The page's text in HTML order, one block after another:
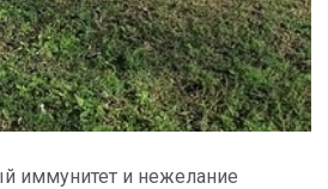
иммунитет и нежелание